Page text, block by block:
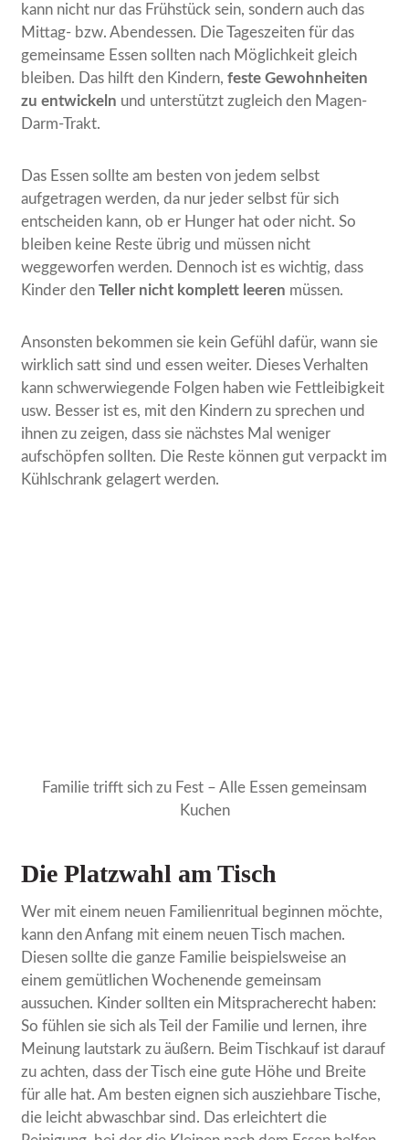
kann nicht nur das Frühstück sein, sondern auch das
Mittag- bzw. Abendessen. Die Tageszeiten für das
gemeinsame Essen sollten nach Möglichkeit gleich
bleiben. Das hilft den Kindern,feste Gewohnheiten
zu entwickeln und unterstützt zugleich den Magen-
Darm-Trakt.
Das Essen sollte am besten von jedem selbst
aufgetragen werden, da nur jeder selbst für sich
entscheiden kann, ob er Hunger hat oder nicht. So
bleiben keine Reste übrig und müssen nicht
weggeworfen werden. Dennoch ist es wichtig, dass
Kinder denTeller nicht komplett leeren müssen.
Ansonsten bekommen sie kein Gefühl dafür, wann sie
wirklich satt sind und essen weiter. Dieses Verhalten
kann schwerwiegende Folgen haben wie Fettleibigkeit
usw. Besser ist es, mit den Kindern zu sprechen und
ihnen zu zeigen, dass sie nächstes Mal weniger
aufschöpfen sollten. Die Reste können gut verpackt im
Kühlschrank gelagert werden.
Familie trifft sich zu Fest – Alle Essen gemeinsam
Kuchen
Die Platzwahl am Tisch
Wer mit einem neuen Familienritual beginnen möchte,
kann den Anfang mit einem neuen Tisch machen.
Diesen sollte die ganze Familie beispielsweise an
einem gemütlichen Wochenende gemeinsam
aussuchen. Kinder sollten ein Mitspracherecht haben:
So fühlen sie sich als Teil der Familie und lernen, ihre
Meinung lautstark zu äußern. Beim Tischkauf ist darauf
zu achten, dass der Tisch eine gute Höhe und Breite
für alle hat. Am besten eignen sich ausziehbare Tische,
die leicht abwaschbar sind. Das erleichtert die